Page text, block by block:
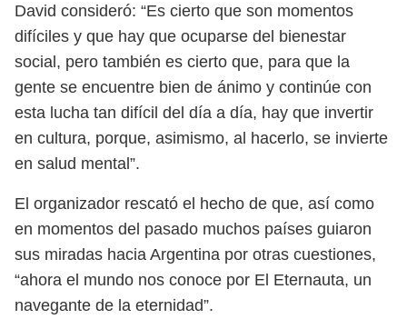
David consideró: “Es cierto que son momentos
difíciles y que hay que ocuparse del bienestar
social, pero también es cierto que, para que la
gente se encuentre bien de ánimo y continúe con
esta lucha tan difícil del día a día, hay que invertir
en cultura, porque, asimismo, al hacerlo, se invierte
en salud mental”.
El organizador rescató el hecho de que, así como
en momentos del pasado muchos países guiaron
sus miradas hacia Argentina por otras cuestiones,
“ahora el mundo nos conoce por El Eternauta, un
navegante de la eternidad”.